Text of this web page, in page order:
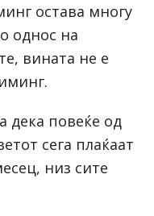
остава многу
однос на
вината не е
дека повеќе од
сега плаќаат
низ сите